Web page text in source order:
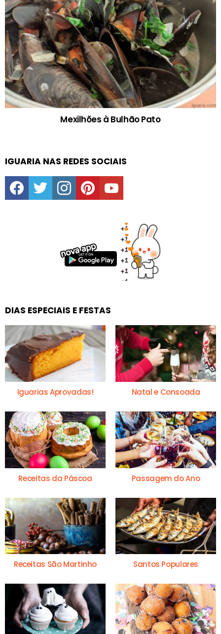
Mexilhões à Bulhão Pato
IGUARIA NAS REDES SOCIAIS
facebooktwitter instagrampinterestyoutube
DIAS ESPECIAIS E FESTAS
Iguarias Aprovadas! Natal e Consoada
Receitas da Páscoa Passagem do Ano
Receitas São Martinho Santos Populares